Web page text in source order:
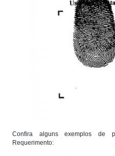
Confira alguns exemplos de
Requerimento: